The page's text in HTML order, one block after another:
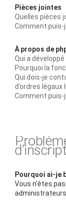
Pièces jointes
Quelles pièces
Comment
À propos de
Qui a
Pourquoi la
Qui dois-je
d’ordres légaux
Comment
Pourquoi ai-je
Vous n’êtes